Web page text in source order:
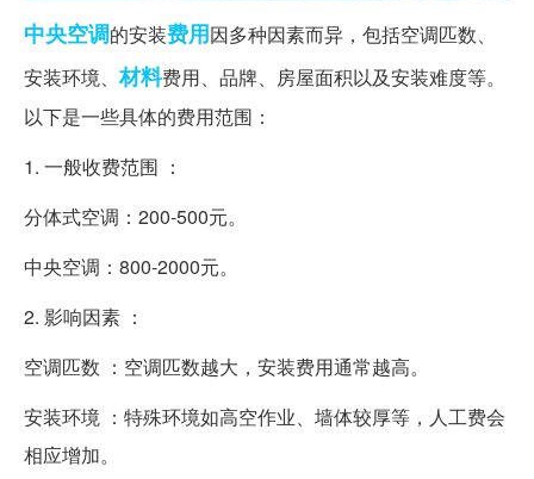
中央空调的安装费用因多种因素而异，包括空调匹数、
安装环境、材料费用、品牌、房屋面积以及安装难度等。
以下是一些具体的费用范围：
1. 一般收费范围 ：
分体式空调：200-500元。
中央空调：800-2000元。
2. 影响因素 ：
空调匹数 ：空调匹数越大，安装费用通常越高。
安装环境 ：特殊环境如高空作业、墙体较厚等，人工费会
相应增加。